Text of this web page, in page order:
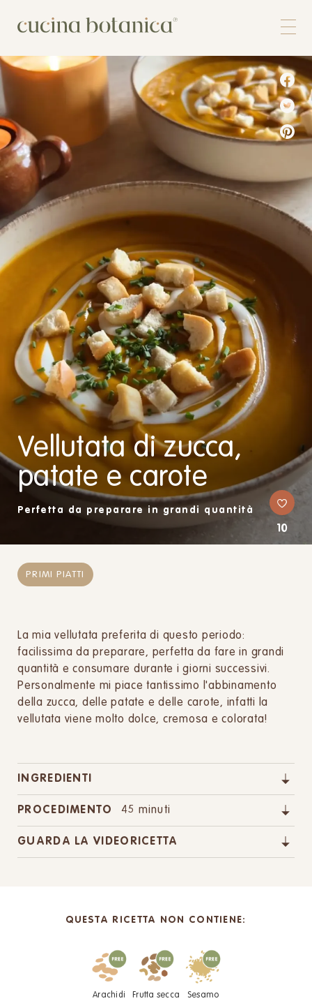
Shop
Chi siamo
Contatti
Vellutata di zucca,
patate e carote
Perfetta da preparare in grandi quantità
10
PRIMI PIATTI
La mia vellutata preferita di questo periodo:
facilissima da preparare, perfetta da fare in grandi
quantità e consumare durante i giorni successivi.
Personalmente mi piace tantissimo l'abbinamento
della zucca, delle patate e delle carote, infatti la
vellutata viene molto dolce, cremosa e colorata!
INGREDIENTI
PROCEDIMENTO 45 minuti
GUARDA LA VIDEORICETTA
QUESTA RICETTA NON CONTIENE:
Arachidi Frutta secca Sesamo